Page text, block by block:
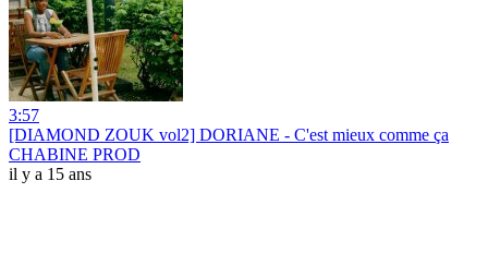
3:57
[DIAMOND ZOUK vol2] DORIANE - C'est mieux comme ça
CHABINE PROD
il y a 15 ans